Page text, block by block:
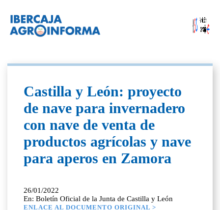
Castilla y León: proyecto
de nave para invernadero
con nave de venta de
productos agrícolas y nave
para aperos en Zamora
26/01/2022
En: Boletín Oficial de la Junta de Castilla y León
ENLACE AL DOCUMENTO ORIGINAL >